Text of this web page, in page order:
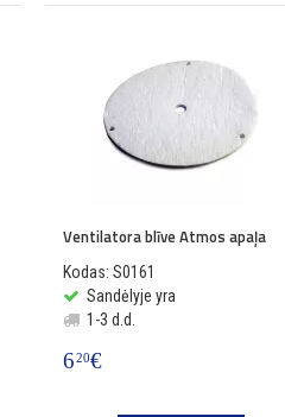
Ventilatora blīve Atmos apaļa
Kodas: S0161
Sandėlyje yra
1-3 d.d.
6 20€